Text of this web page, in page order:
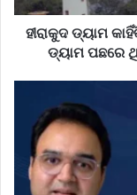
ହୀରାକୁଦ ଡ୍ୟାମ
ଡ୍ୟାମ ପଛରେ